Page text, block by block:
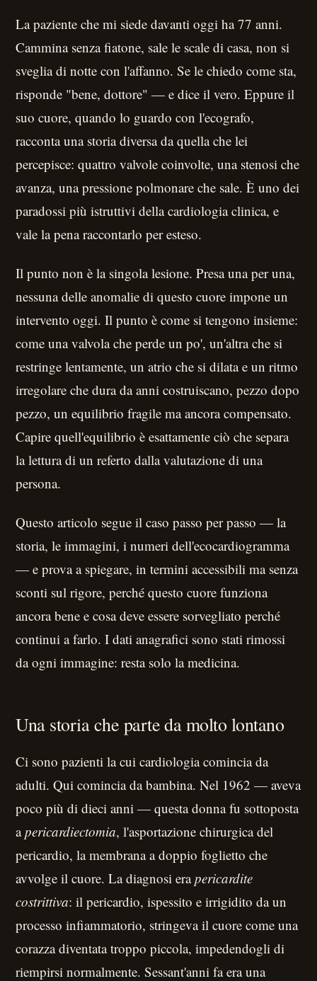
La paziente che mi siede davanti oggi ha 77 anni.
Cammina senza fiatone, sale le scale di casa, non si
sveglia di notte con l'affanno. Se le chiedo come sta,
risponde "bene, dottore" — e dice il vero. Eppure il
suo cuore, quando lo guardo con l'ecografo,
racconta una storia diversa da quella che lei
percepisce: quattro valvole coinvolte, una stenosi che
avanza, una pressione polmonare che sale. È uno dei
paradossi più istruttivi della cardiologia clinica, e
vale la pena raccontarlo per esteso.
Il punto non è la singola lesione. Presa una per una,
nessuna delle anomalie di questo cuore impone un
intervento oggi. Il punto è come si tengono insieme:
come una valvola che perde un po', un'altra che si
restringe lentamente, un atrio che si dilata e un ritmo
irregolare che dura da anni costruiscano, pezzo dopo
pezzo, un equilibrio fragile ma ancora compensato.
Capire quell'equilibrio è esattamente ciò che separa
la lettura di un referto dalla valutazione di una
persona.
Questo articolo segue il caso passo per passo — la
storia, le immagini, i numeri dell'ecocardiogramma
— e prova a spiegare, in termini accessibili ma senza
sconti sul rigore, perché questo cuore funziona
ancora bene e cosa deve essere sorvegliato perché
continui a farlo. I dati anagrafici sono stati rimossi
da ogni immagine: resta solo la medicina.
Una storia che parte da molto lontano
Ci sono pazienti la cui cardiologia comincia da
adulti. Qui comincia da bambina. Nel 1962 — aveva
poco più di dieci anni — questa donna fu sottoposta
apericardiectomia, l'asportazione chirurgica del
pericardio, la membrana a doppio foglietto che
avvolge il cuore. La diagnosi erapericardite
costrittiva: il pericardio, ispessito e irrigidito da un
processo infiammatorio, stringeva il cuore come una
corazza diventata troppo piccola, impedendogli di
riempirsi normalmente. Sessant'anni fa era una